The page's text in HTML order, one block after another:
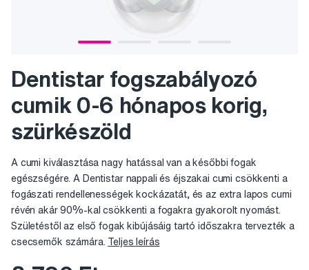
Dentistar fogszabályozó
cumik 0-6 hónapos korig,
szürkészöld
A cumi kiválasztása nagy hatással van a későbbi fogak
egészségére. A Dentistar nappali és éjszakai cumi csökkenti a
fogászati rendellenességek kockázatát, és az extra lapos cumi
révén akár 90%-kal csökkenti a fogakra gyakorolt nyomást.
Születéstől az első fogak kibújásáig tartó időszakra tervezték a
csecsemők számára. Teljes leírás